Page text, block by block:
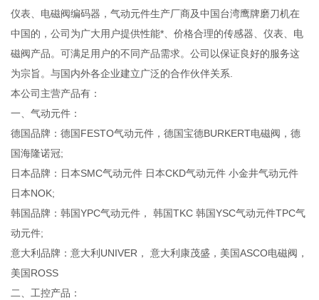
仪表、电磁阀编码器，气动元件生产厂商及中国台湾鹰牌磨刀机在
中国的，公司为广大用户提供性能*、价格合理的传感器、仪表、电
磁阀产品。可满足用户的不同产品需求。公司以保证良好的服务这
为宗旨。与国内外各企业建立广泛的合作伙伴关系.
本公司主营产品有：
一、气动元件：
德国品牌：德国FESTO气动元件，德国宝德BURKERT电磁阀，德
国海隆诺冠;
日本品牌：日本SMC气动元件 日本CKD气动元件 小金井气动元件
日本NOK;
韩国品牌：韩国YPC气动元件， 韩国TKC 韩国YSC气动元件TPC气
动元件;
意大利品牌：意大利UNIVER， 意大利康茂盛，美国ASCO电磁阀，
美国ROSS
二、工控产品：